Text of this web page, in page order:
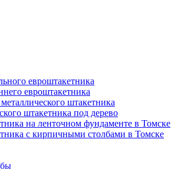
евроштакетника
евроштакетника
штакетника
штакетника под дерево
на ленточном фундаменте в Томске
с кирпичными столбами в Томске